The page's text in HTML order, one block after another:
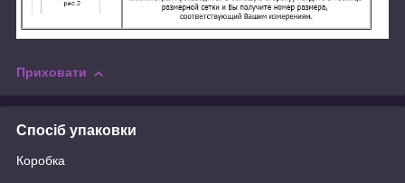
Приховати
Спосіб упаковки
Коробка